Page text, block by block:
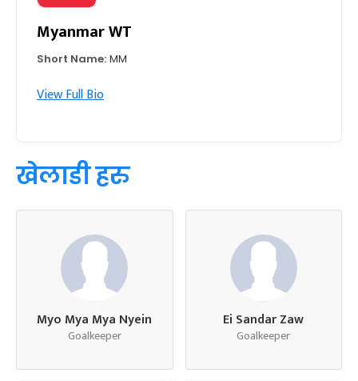
Myanmar WT
Short Name: MM
View Full Bio
खेलाडी हरु
Myo Mya Mya Nyein
Goalkeeper
Ei Sandar Zaw
Goalkeeper